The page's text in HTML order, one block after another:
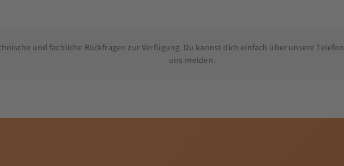
und fachliche Rückfragen zur Verfügung. Du kannst dich einfach über unsere
uns melden.